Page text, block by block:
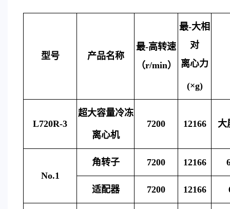
型号 产品名称
最-高转速
（r/min）
最-大相
对
离心力
(×g)
L720R-3
超大容量冷冻
离心机
7200 12166 大
No.1
角转子 7200 12166
适配器 7200 12166